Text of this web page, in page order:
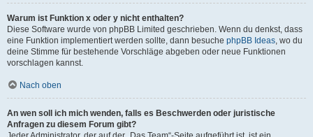
Warum ist Funktion x oder y nicht enthalten?
Diese Software wurde von phpBB Limited geschrieben. Wenn du denkst, dass
eine Funktion implementiert werden sollte, dann besuche phpBB Ideas, wo du
deine Stimme für bestehende Vorschläge abgeben oder neue Funktionen
vorschlagen kannst.
Nach oben
An wen soll ich mich wenden, falls es Beschwerden oder juristische
Anfragen zu diesem Forum gibt?